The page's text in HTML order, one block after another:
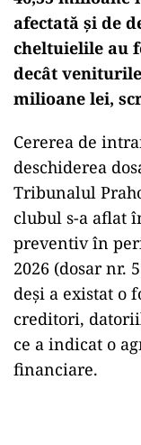
afectată și de
cheltuielile au
decât
milioane lei,
Cererea de
deschiderea
Tribunalul
clubul s-a aflat
preventiv în
2026 (dosar nr.
deși a existat o
creditori,
ce a indicat o
financiare.